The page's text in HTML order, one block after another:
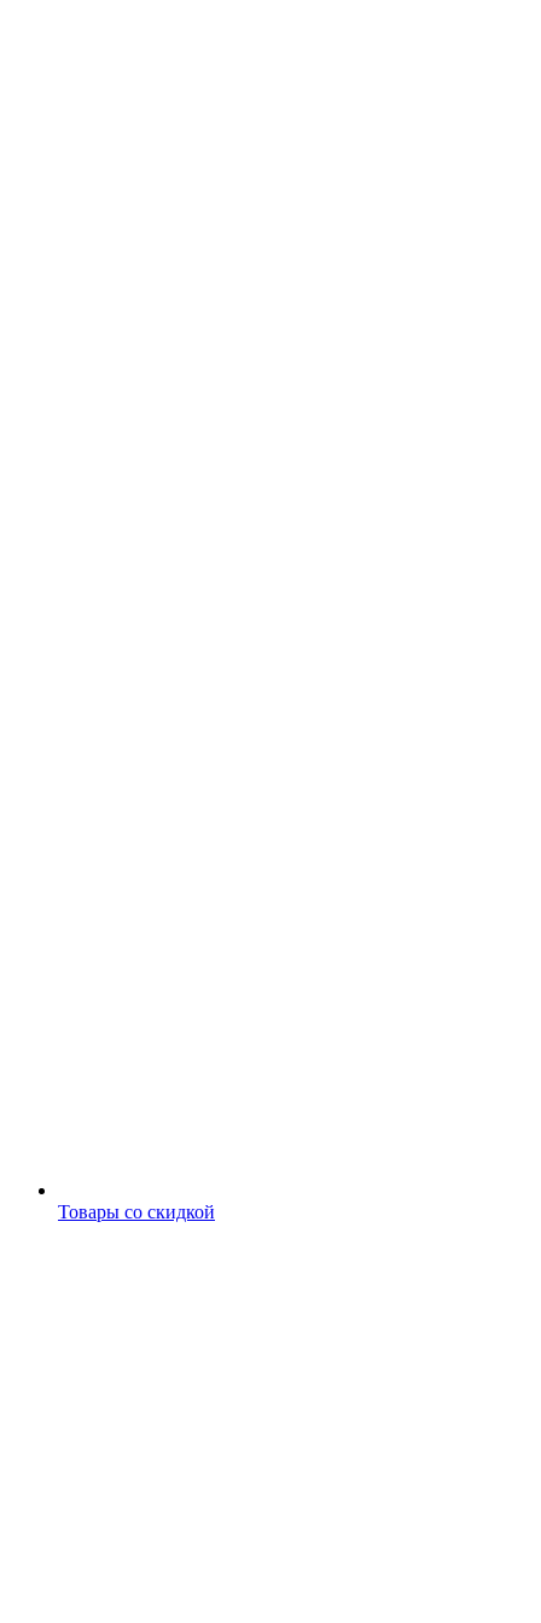
Товары со скидкой